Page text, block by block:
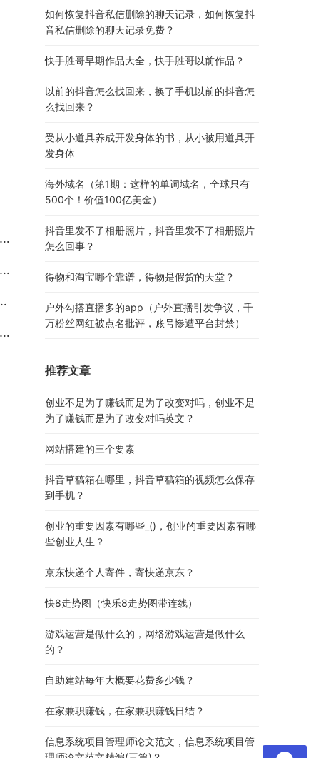
如何恢复抖音私信删除的聊天记录，如何恢复抖
音私信删除的聊天记录免费？
快手胜哥早期作品大全，快手胜哥以前作品？
以前的抖音怎么找回来，换了手机以前的抖音怎
么找回来？
受从小道具养成开发身体的书，从小被用道具开
发身体
海外域名（第1期：这样的单词域名，全球只有
500个！价值100亿美金）
抖音里发不了相册照片，抖音里发不了相册照片
怎么回事？
得物和淘宝哪个靠谱，得物是假货的天堂？
户外勾搭直播多的app（户外直播引发争议，千
万粉丝网红被点名批评，账号惨遭平台封禁）
推荐文章
创业不是为了赚钱而是为了改变对吗，创业不是
为了赚钱而是为了改变对吗英文？
网站搭建的三个要素
抖音草稿箱在哪里，抖音草稿箱的视频怎么保存
到手机？
创业的重要因素有哪些_()，创业的重要因素有哪
些创业人生？
京东快递个人寄件，寄快递京东？
快8走势图（快乐8走势图带连线）
游戏运营是做什么的，网络游戏运营是做什么
的？
自助建站每年大概要花费多少钱？
在家兼职赚钱，在家兼职赚钱日结？
信息系统项目管理师论文范文，信息系统项目管